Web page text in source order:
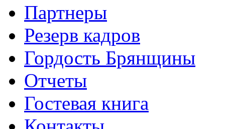
Партнеры
Резерв кадров
Гордость Брянщины
Отчеты
Гостевая книга